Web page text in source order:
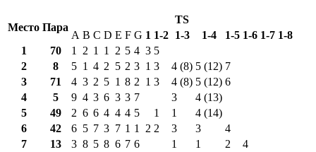
Место Пара
TS
A B C D E F G 1 1-2 1-3 1-4 1-5 1-6 1-7 1-8
1
70 1 2 1 1 2 5 4 3 5
2
8 5 1 4 2 5 2 3 1 3 4 (8) 5 (12) 7
3
71 4 3 2 5 1 8 2 1 3 4 (8) 5 (12) 6
4
5 9 4 3 6 3 3 7 3
4 (13)
5
49 2 6 6 4 4 4 5 1 1
4 (14)
6
42 6 5 7 3 7 1 1 2 2 3 3
4
7
13 3 8 5 8 6 7 6 1 1 2
4